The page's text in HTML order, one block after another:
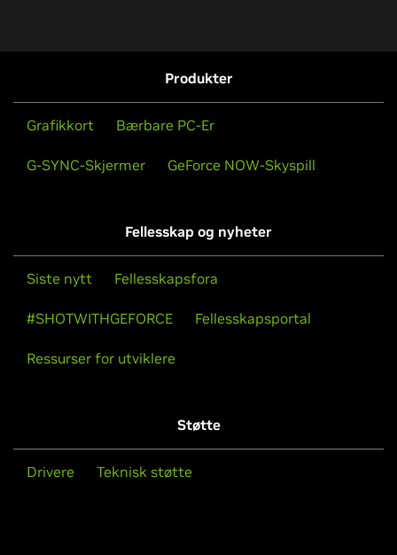
Produkter
Grafikkort Bærbare PC-Er
G-SYNC-Skjermer GeForce NOW-Skyspill
Fellesskap og nyheter
Siste nytt Fellesskapsfora
#SHOTWITHGEFORCE Fellesskapsportal
Ressurser for utviklere
Støtte
Drivere Teknisk støtte